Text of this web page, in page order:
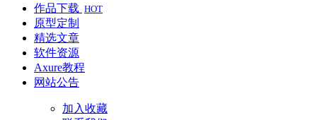
作品下载 HOT
原型定制
精选文章
软件资源
Axure教程
网站公告
加入收藏